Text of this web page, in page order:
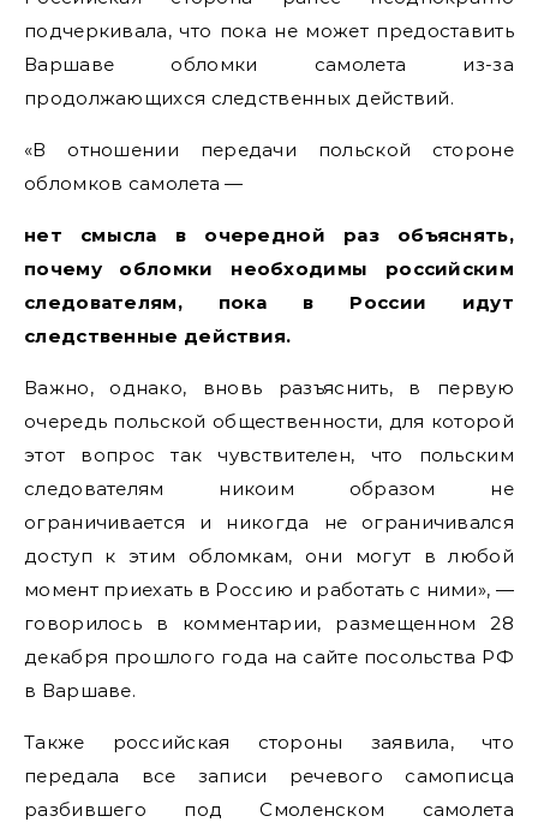
подчеркивала, что пока не может предоставить
Варшаве обломки самолета из-за
продолжающихся следственных действий.
«В отношении передачи польской стороне
обломков самолета —
нет смысла в очередной раз объяснять,
почему обломки необходимы российским
следователям, пока в России идут
следственные действия.
Важно, однако, вновь разъяснить, в первую
очередь польской общественности, для которой
этот вопрос так чувствителен, что польским
следователям никоим образом не
ограничивается и никогда не ограничивался
доступ к этим обломкам, они могут в любой
момент приехать в Россию и работать с ними», —
говорилось в комментарии, размещенном 28
декабря прошлого года на сайте посольства РФ
в Варшаве.
Также российская стороны заявила, что
передала все записи речевого самописца
разбившего под Смоленском самолета